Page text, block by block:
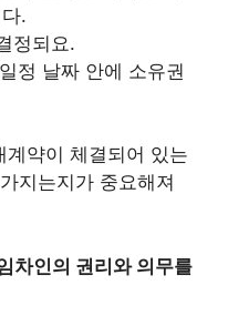
.
정되요.
정 날짜 안에 소유권
약이 체결되어 있는
지는지가 중요해져
차인의 권리와 의무를